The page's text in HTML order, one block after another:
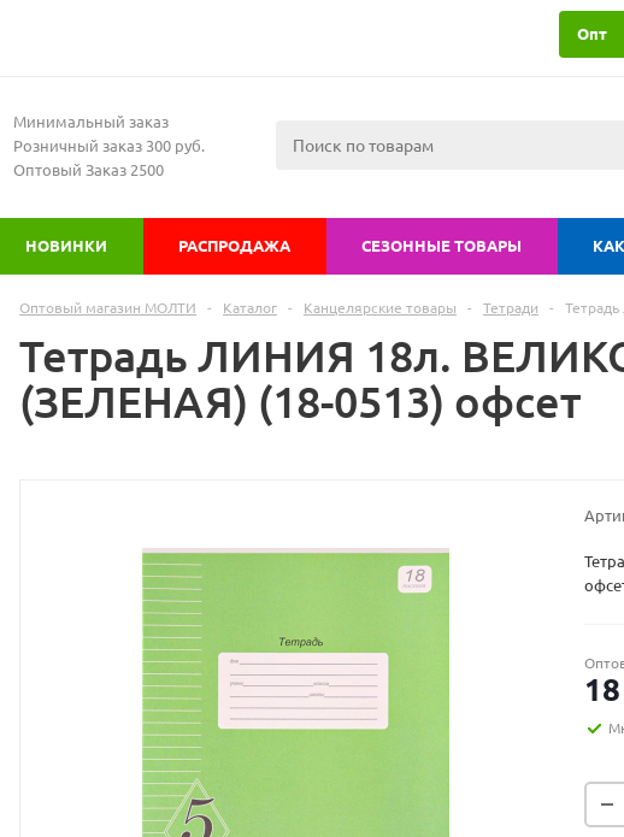
Опт
Минимальный заказ
Розничный заказ 300 руб.
Оптовый Заказ 2500
НОВИНКИ РАСПРОДАЖА СЕЗОННЫЕ ТОВАРЫ
Оптовый магазин МОЛТИ - Каталог - Канцелярские товары - Тетради -
Тетрадь ЛИНИЯ 18л.
(ЗЕЛЕНАЯ) (18-0513) офсет
18